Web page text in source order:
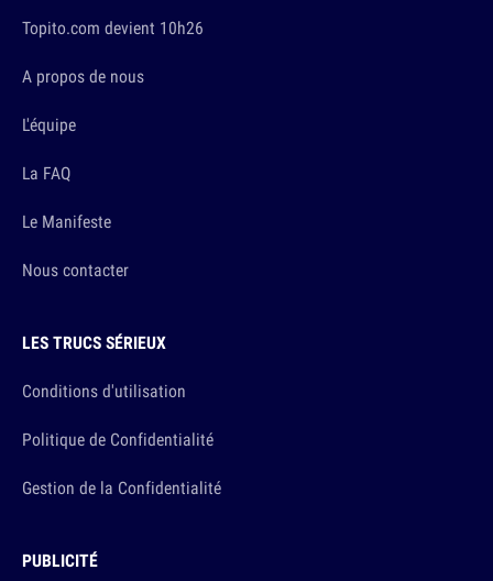
Topito.com devient 10h26
A propos de nous
L'équipe
La FAQ
Le Manifeste
Nous contacter
LES TRUCS SÉRIEUX
Conditions d'utilisation
Politique de Confidentialité
Gestion de la Confidentialité
PUBLICITÉ